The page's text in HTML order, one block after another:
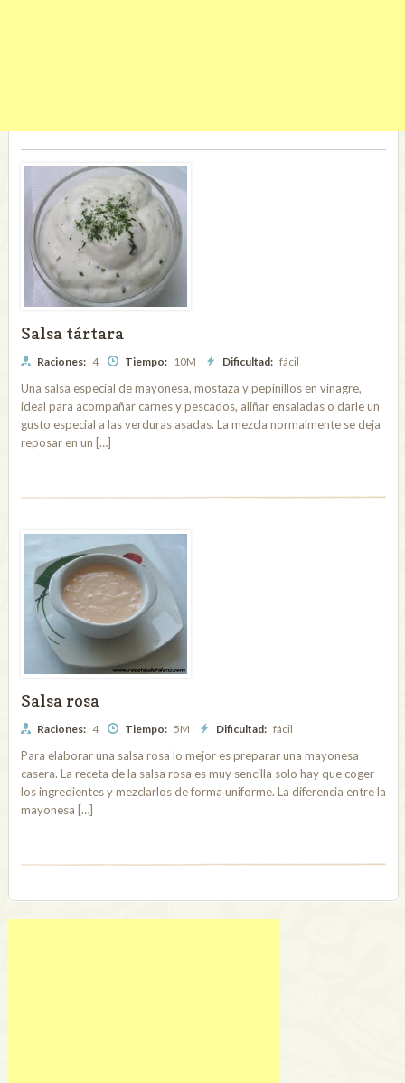
Salsa tártara
Raciones: 4 Tiempo: 10M Dificultad: fácil
Una salsa especial de mayonesa, mostaza y pepinillos en vinagre,
ideal para acompañar carnes y pescados, aliñar ensaladas o darle un
gusto especial a las verduras asadas. La mezcla normalmente se deja
reposar en un […]
Salsa rosa
Raciones: 4 Tiempo: 5M Dificultad: fácil
Para elaborar una salsa rosa lo mejor es preparar una mayonesa
casera. La receta de la salsa rosa es muy sencilla solo hay que coger
los ingredientes y mezclarlos de forma uniforme. La diferencia entre la
mayonesa […]